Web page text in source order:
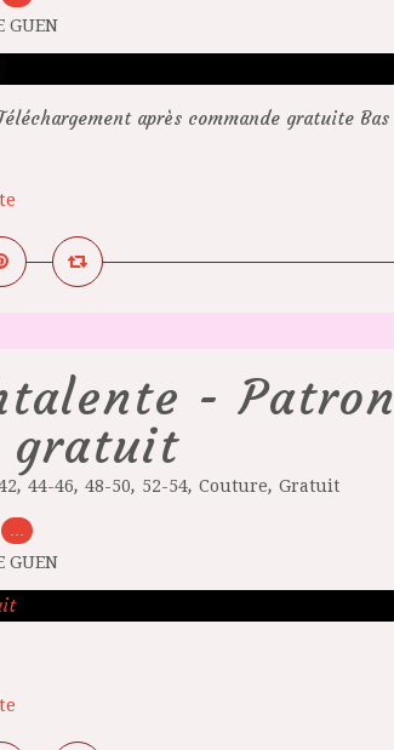
GUEN
après commande gratuite Bas
- Patron
gratuit
, 44-46, 48-50, 52-54, Couture, Gratuit
…
GUEN